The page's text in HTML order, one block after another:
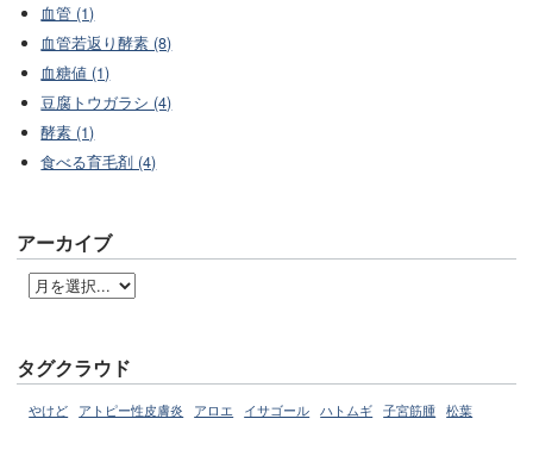
血管 (1)
血管若返り酵素 (8)
血糖値 (1)
豆腐トウガラシ (4)
酵素 (1)
食べる育毛剤 (4)
アーカイブ
タグクラウド
やけど アトピー性皮膚炎 アロエ イサゴール ハトムギ 子宮筋腫 松葉